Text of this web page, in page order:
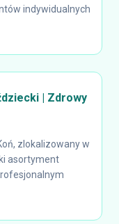
indywidualnych
| Zdrowy
zlokalizowany w
asortyment